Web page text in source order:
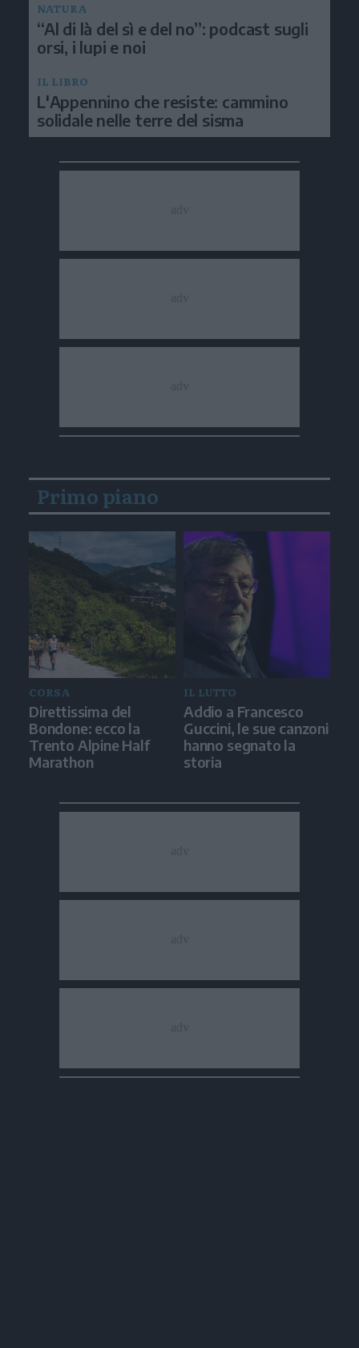
NATURA
“Al di là del sì e del no”: podcast sugli
orsi, i lupi e noi
IL LIBRO
L'Appennino che resiste: cammino
solidale nelle terre del sisma
Primo piano
CORSA
Direttissima del
Bondone: ecco la
Trento Alpine Half
Marathon
IL LUTTO
Addio a Francesco
Guccini, le sue canzoni
hanno segnato la
storia